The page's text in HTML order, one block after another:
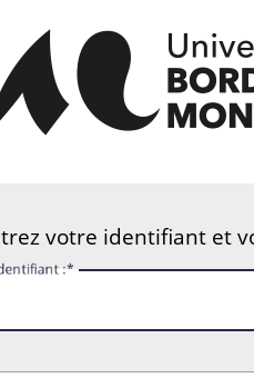
votre identifiant et
: